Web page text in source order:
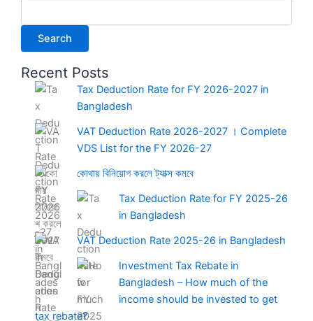
Search
Recent Posts
Tax Deduction Rate for FY 2026-2027 in
Bangladesh
VAT Deduction Rate 2026-2027 । Complete
VDS List for the FY 2026-27
কোথায় বিনিয়োগ করলে ট্যাক্স কমবে
Tax Deduction Rate for FY 2025-26
in Bangladesh
VAT Deduction Rate 2025-26 in Bangladesh
Investment Tax Rebate in
Bangladesh – How much of the
income should be invested to get
tax rebate?